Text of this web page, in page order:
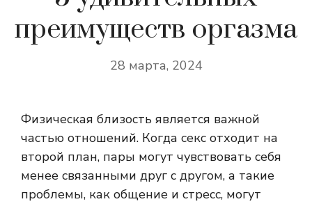
преимуществ оргазма
28 марта, 2024
Физическая близость является важной
частью отношений. Когда секс отходит на
второй план, пары могут чувствовать себя
менее связанными друг с другом, а такие
проблемы, как общение и стресс, могут